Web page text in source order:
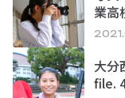
業高
大
file.